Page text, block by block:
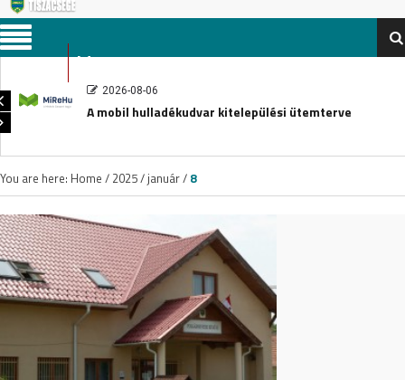
Menu
2026-08-06
A mobil hulladékudvar kitelepülési ütemterve
You are here: Home / 2025/ január/ 8